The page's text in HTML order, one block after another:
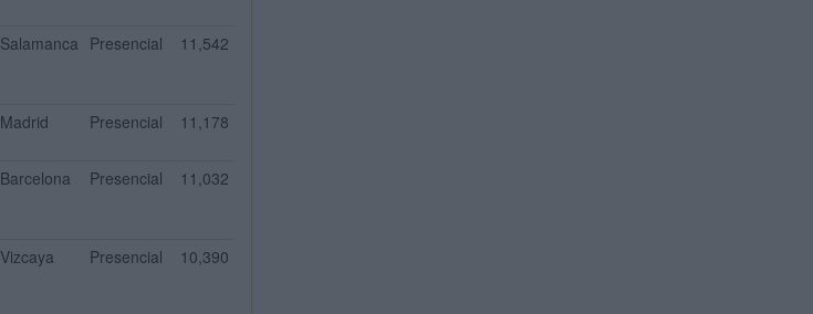
Salamanca Presencial 11,542
Madrid Presencial 11,178
Barcelona Presencial 11,032
Vizcaya Presencial 10,390